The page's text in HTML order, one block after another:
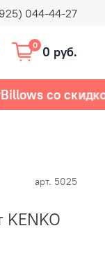
044-44-27
0 0 руб.
со скидкой
арт. 5025
KENKO